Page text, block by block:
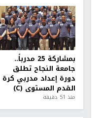
بمشاركة 25 مدرباً..
جامعة النجاح تطلق
دورة إعداد مدربي كرة
القدم المستوى (C)
منذ 51 دقيقة